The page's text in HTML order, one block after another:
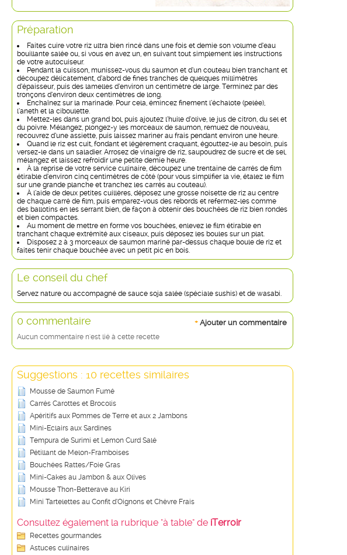
Préparation
Faites cuire votre riz ultra bien rincé dans une fois et demie son volume d’eau
bouillante salée ou, si vous en avez un, en suivant tout simplement les instructions
de votre autocuiseur.
Pendant la cuisson, munissez-vous du saumon et d’un couteau bien tranchant et
découpez délicatement, d’abord de fines tranches de quelques millimètres
d’épaisseur, puis des lamelles d’environ un centimètre de large. Terminez par des
tronçons d’environ deux centimètres de long.
Enchaînez sur la marinade. Pour cela, émincez finement l’échalote (pelée),
l’aneth et la ciboulette.
Mettez-les dans un grand bol, puis ajoutez l’huile d’olive, le jus de citron, du sel et
du poivre. Mélangez, plongez-y les morceaux de saumon, remuez de nouveau,
recouvrez d’une assiette, puis laissez mariner au frais pendant environ une heure.
Quand le riz est cuit, fondant et légèrement craquant, égouttez-le au besoin, puis
versez-le dans un saladier. Arrosez de vinaigre de riz, saupoudrez de sucre et de sel,
mélangez et laissez refroidir une petite demie heure.
À la reprise de votre service culinaire, découpez une trentaine de carrés de film
étirable d’environ cinq centimètres de côté (pour vous simplifier la vie, étalez le film
sur une grande planche et tranchez les carrés au couteau).
À l’aide de deux petites cuillères, déposez une grosse noisette de riz au centre
de chaque carré de film, puis emparez-vous des rebords et refermez-les comme
des ballotins en les serrant bien, de façon à obtenir des bouchées de riz bien rondes
et bien compactes.
Au moment de mettre en forme vos bouchées, enlevez le film étirable en
tranchant chaque extrémité aux ciseaux, puis déposez les boules sur un plat.
Disposez 2 à 3 morceaux de saumon mariné par-dessus chaque boule de riz et
faites tenir chaque bouchée avec un petit pic en bois.
Le conseil du chef
Servez nature ou accompagné de sauce soja salée (spéciale sushis) et de wasabi.
+ Ajouter un commentaire
0 commentaire
Aucun commentaire n'est lié à cette recette
Suggestions : 10 recettes similaires
Mousse de Saumon Fumé
Carrés Carottes et Brocolis
Apéritifs aux Pommes de Terre et aux 2 Jambons
Mini-Eclairs aux Sardines
Tempura de Surimi et Lemon Curd Salé
Pétillant de Melon-Framboises
Bouchées Rattes/Foie Gras
Mini-Cakes au Jambon & aux Olives
Mousse Thon-Betterave au Kiri
Mini Tartelettes au Confit d’Oignons et Chèvre Frais
Consultez également la rubrique "à table" de iTerroir
Recettes gourmandes
Astuces culinaires